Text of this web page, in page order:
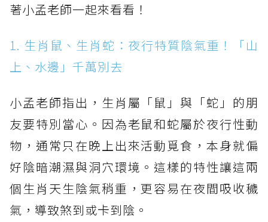
著小孟老師一起來看看！
1. 生肖鼠、生肖蛇：夜行特質陰氣重！「山
上、水邊」千萬別去
小孟老師指出，生肖屬「鼠」與「蛇」的朋
友要特別當心。因為老鼠和蛇屬於夜行性動
物，通常只在晚上出來活動覓食，本身就偏
好陰暗潮濕與洞穴環境。這樣的特性讓這兩
個生肖天生陰氣稍重，更容易在夜間吸收穢
氣，導致煞到或卡到陰。